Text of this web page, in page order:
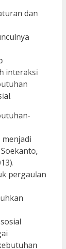
dan
interaksi
pergaulan